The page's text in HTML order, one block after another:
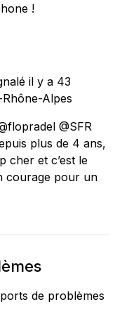
!
il y a 43
Alpes
@SFR
plus de 4 ans,
cher et c’est le
courage pour un
de problèmes